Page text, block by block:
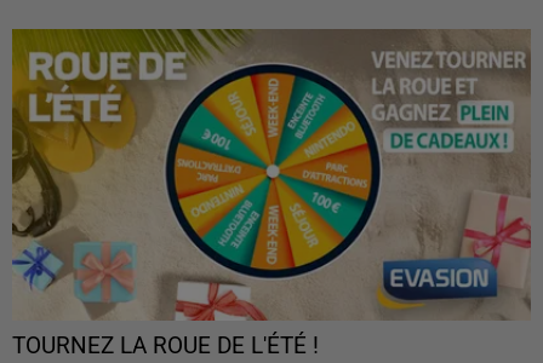
TOURNEZ LA ROUE DE L'ÉTÉ !